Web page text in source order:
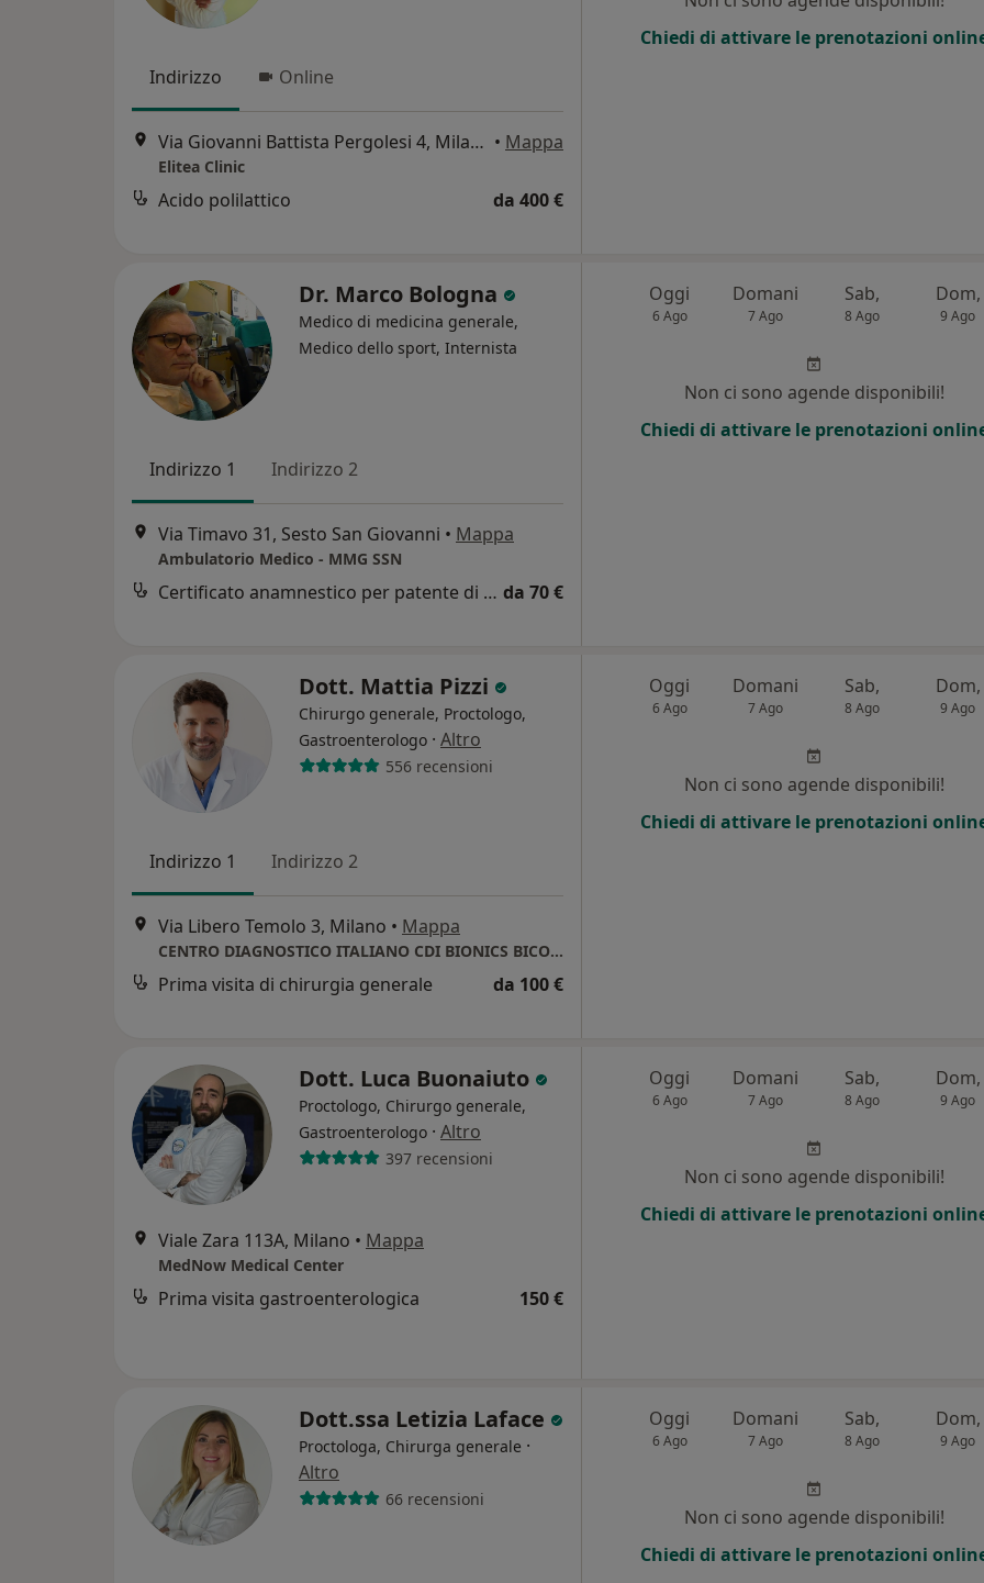
Indirizzo Online
Via Giovanni Battista Pergolesi 4, Milano • Mappa
Elitea Clinic
Acido polilattico da 400 €
Chiedi di attivare le prenotazioni
Dr. Marco Bologna
Medico di medicina generale,
Medico dello sport, Internista
Indirizzo 1 Indirizzo 2
Via Timavo 31, Sesto San Giovanni • Mappa
Ambulatorio Medico - MMG SSN
Certificato anamnestico per patente di guida da 70 €
Oggi
6 Ago
Domani
7 Ago
Sab,
8 Ago
Dom,
9 Ago
Non ci sono agende disponibili!
Chiedi di attivare le prenotazioni
Dott. Mattia Pizzi
Chirurgo generale, Proctologo,
Gastroenterologo · Altro
556 recensioni
Indirizzo 1 Indirizzo 2
Via Libero Temolo 3, Milano • Mappa
CENTRO DIAGNOSTICO ITALIANO CDI BIONICS BICOCCA
Prima visita di chirurgia generale da 100 €
Oggi
6 Ago
Domani
7 Ago
Sab,
8 Ago
Dom,
9 Ago
Non ci sono agende disponibili!
Chiedi di attivare le prenotazioni
Dott. Luca Buonaiuto
Proctologo, Chirurgo generale,
Gastroenterologo · Altro
397 recensioni
Viale Zara 113A, Milano • Mappa
MedNow Medical Center
Prima visita gastroenterologica 150 €
Oggi
6 Ago
Domani
7 Ago
Sab,
8 Ago
Dom,
9 Ago
Non ci sono agende disponibili!
Chiedi di attivare le prenotazioni
Dott.ssa Letizia Laface
Proctologa, Chirurga generale ·
Altro
66 recensioni
Oggi
6 Ago
Domani
7 Ago
Sab,
8 Ago
Dom,
9 Ago
Non ci sono agende disponibili!
Chiedi di attivare le prenotazioni